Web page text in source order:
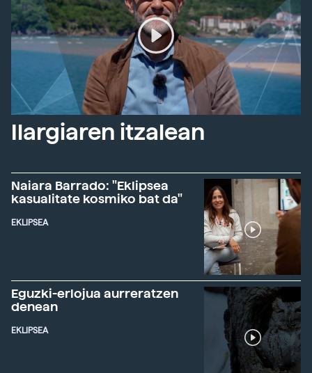
Ilargiaren itzalean
Naiara Barrado: "Eklipsea
kasualitate kosmiko bat da"
EKLIPSEA
Eguzki-erlojua aurreratzen
denean
EKLIPSEA